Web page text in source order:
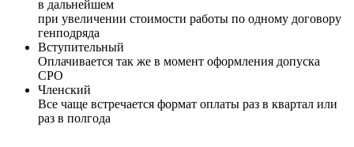
в дальнейшем
при увеличении стоимости работы по одному договору
генподряда
Вступительный
Оплачивается так же в момент оформления допуска
СРО
Членский
Все чаще встречается формат оплаты раз в квартал или
раз в полгода